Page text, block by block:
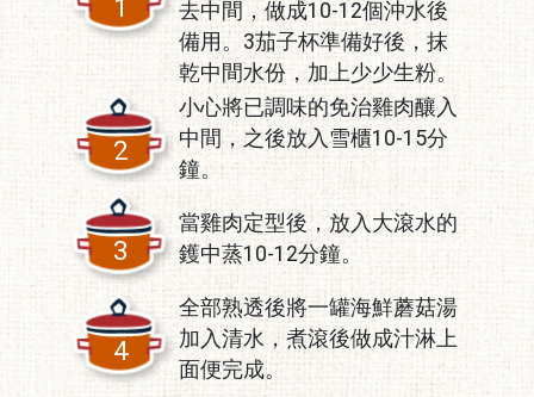
1
去中間，做成10-12個沖水後
備用。3茄子杯準備好後，抹
乾中間水份，加上少少生粉。
2
小心將已調味的免治雞肉釀入
中間，之後放入雪櫃10-15分
鐘。
3
當雞肉定型後，放入大滾水的
鑊中蒸10-12分鐘。
4
全部熟透後將一罐海鮮蘑菇湯
加入清水，煮滾後做成汁淋上
面便完成。